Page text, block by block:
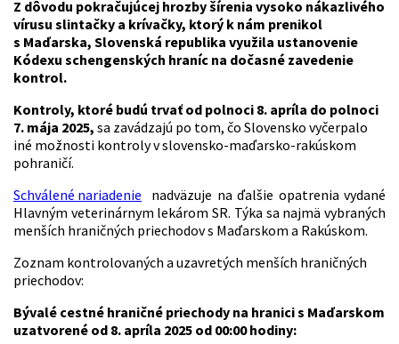
Z dôvodu pokračujúcej hrozby šírenia vysoko nákazlivého
vírusu slintačky a krívačky, ktorý k nám prenikol
s Maďarska, Slovenská republika využila ustanovenie
Kódexu schengenských hraníc na dočasné zavedenie
kontrol.
Kontroly, ktoré budú trvať od polnoci 8. apríla do polnoci
7. mája 2025, sa zavádzajú po tom, čo Slovensko vyčerpalo
iné možnosti kontroly v slovensko-maďarsko-rakúskom
pohraničí.
Schválené nariadenie nadväzuje na ďalšie opatrenia vydané
Hlavným veterinárnym lekárom SR. Týka sa najmä vybraných
menších hraničných priechodov s Maďarskom a Rakúskom.
Zoznam kontrolovaných a uzavretých menších hraničných
priechodov:
Bývalé cestné hraničné priechody na hranici s Maďarskom
uzatvorené od 8. apríla 2025 od 00:00 hodiny: